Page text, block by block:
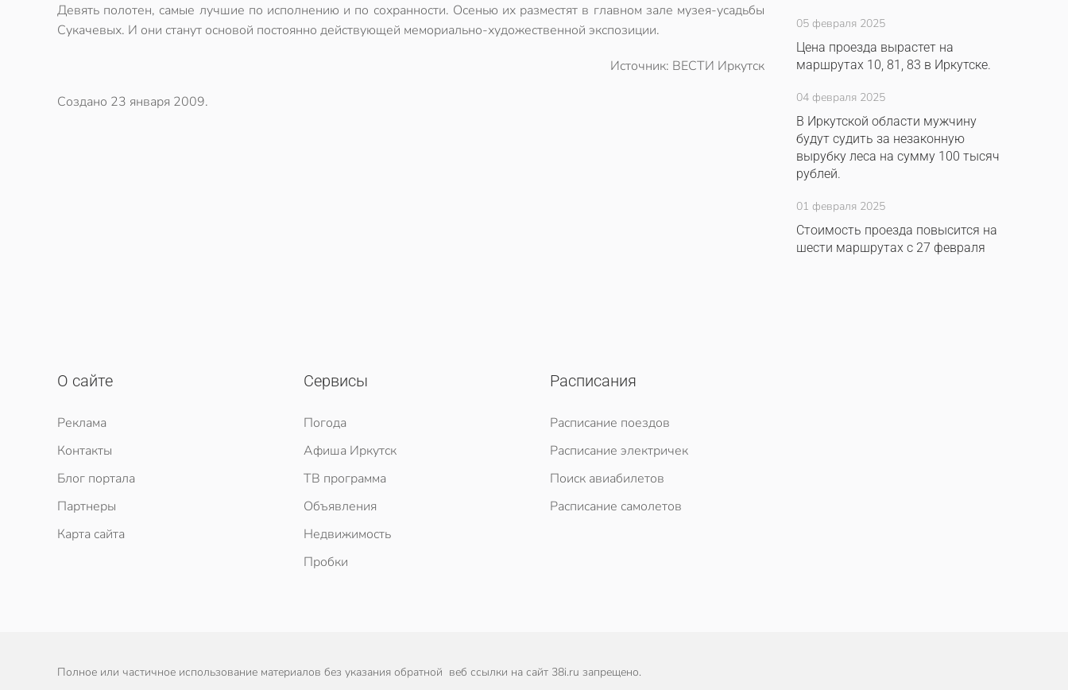
Девять полотен, самые лучшие по исполнению и по сохранности. Осенью их разместят в главном зале музея-усадьбы
Сукачевых. И они станут основой постоянно действующей мемориально-художественной экспозиции.
Источник: ВЕСТИ Иркутск
Создано 23 января 2009.
05 февраля 2025
Цена проезда вырастет на
маршрутах 10, 81, 83 в Иркутске.
04 февраля 2025
В Иркутской области мужчину
будут судить за незаконную
вырубку леса на сумму 100 тысяч
рублей.
01 февраля 2025
Стоимость проезда повысится на
шести маршрутах с 27 февраля
О сайте
Реклама
Контакты
Блог портала
Партнеры
Карта сайта
Сервисы
Погода
Афиша Иркутск
ТВ программа
Объявления
Недвижимость
Пробки
Расписания
Расписание поездов
Расписание электричек
Поиск авиабилетов
Расписание самолетов
Полное или частичное использование материалов без указания обратной веб ссылки на сайт 38i.ru запрещено.